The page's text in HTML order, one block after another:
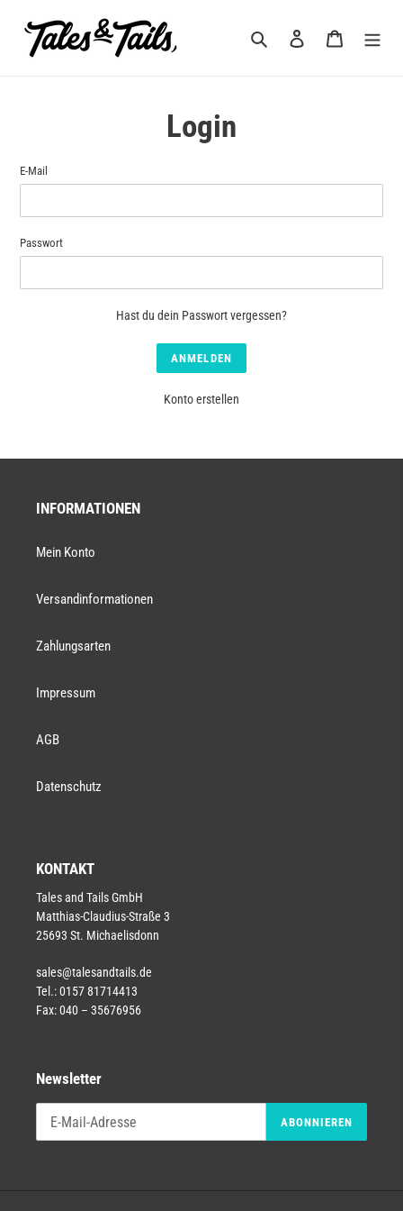
Suchen Einloggen Warenkorb
Login
E-Mail
Passwort
Hast du dein Passwort vergessen?
Konto erstellen
INFORMATIONEN
Mein Konto
Versandinformationen
Zahlungsarten
Impressum
AGB
Datenschutz
KONTAKT
Tales and Tails GmbH
Matthias-Claudius-Straße 3
25693 St. Michaelisdonn
sales@talesandtails.de
Tel.: 0157 81714413
Fax: 040 – 35676956
Newsletter
ABONNIEREN